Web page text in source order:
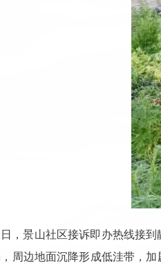
，景山社区接诉即办热线接
周边地面沉降形成低洼带，